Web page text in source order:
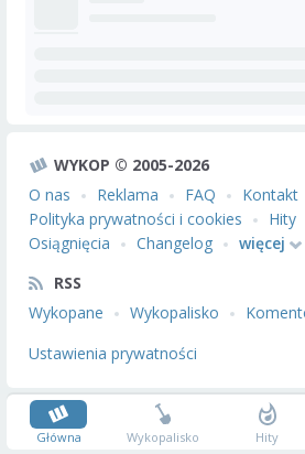
WYKOP © 2005-2026
O nas
Reklama FAQ Kontakt
Polityka prywatności i cookies
Hity
Osiągnięcia
Changelog
więcej
RSS
Wykopane
Wykopalisko
Ustawienia prywatności
Główna Wykopalisko Hity